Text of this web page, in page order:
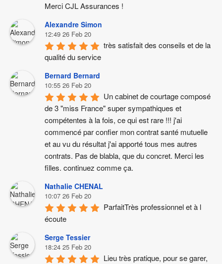
Merci CJL Assurances !
Alexandre Simon
12:49 26 Feb 20
très satisfait des conseils et de la
qualité du service
Bernard Bernard
10:55 26 Feb 20
Un cabinet de courtage composé
de 3 "miss France" super sympathiques et
compétentes à la fois, ce qui est rare !!! j'ai
commencé par confier mon contrat santé mutuelle
et au vu du résultat j'ai apporté tous mes autres
contrats. Pas de blabla, que du concret. Merci les
filles. continuez comme ça.
Nathalie CHENAL
10:07 26 Feb 20
ParfaitTrès professionnel et à l
écoute
Serge Tessier
18:24 25 Feb 20
Lieu très pratique, pour se garer,